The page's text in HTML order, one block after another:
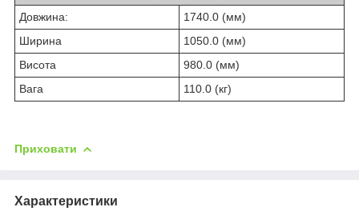
Довжина:
1740.0 (мм)
Ширина
1050.0 (мм)
Висота
980.0 (мм)
Вага
110.0 (кг)
Приховати
Характеристики